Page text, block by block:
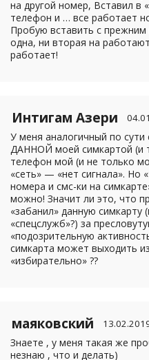
на другой номер, Вставил в
телефон и … все работает
Пробую вставить с
одна, ни вторая на
работает!
Интигам Азери
У меня аналогичный по сути
ДАННОЙ моей симкартой (и
телефон мой (и не только
«сеть» — «нет сигнала». Но
номера и смс-ки на
можно! Значит ли это, что
«забанил» данную симкарту
«спецслужб»?) за
«подозрительную
симкарта может выходить
«избирательно» ??
маяковский
Знаете , у меня такая же
незнаю , что и делать)